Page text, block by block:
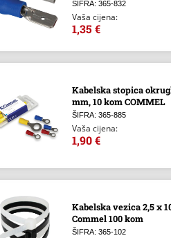
ŠIFRA: 365-832
Vaša cijena:
1,35 €
Kabelska stopica
mm, 10 kom COMMEL
ŠIFRA: 365-885
Vaša cijena:
1,90 €
Kabelska vezica 2,5 x
Commel 100 kom
ŠIFRA: 365-102